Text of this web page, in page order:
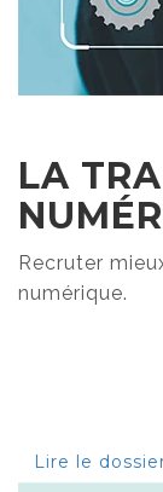
LA
Recruter
numérique.
Lire le